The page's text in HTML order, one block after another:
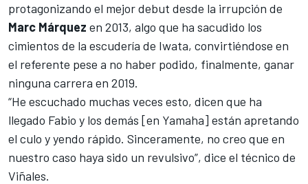
protagonizando el mejor debut desde la irrupción de
Marc Márquez en 2013, algo que ha sacudido los
cimientos de la escudería de Iwata, convirtiéndose en
el referente pese a no haber podido, finalmente, ganar
ninguna carrera en 2019.
“He escuchado muchas veces esto, dicen que ha
llegado Fabio y los demás [en Yamaha] están apretando
el culo y yendo rápido. Sinceramente, no creo que en
nuestro caso haya sido un revulsivo”, dice el técnico de
Viñales.